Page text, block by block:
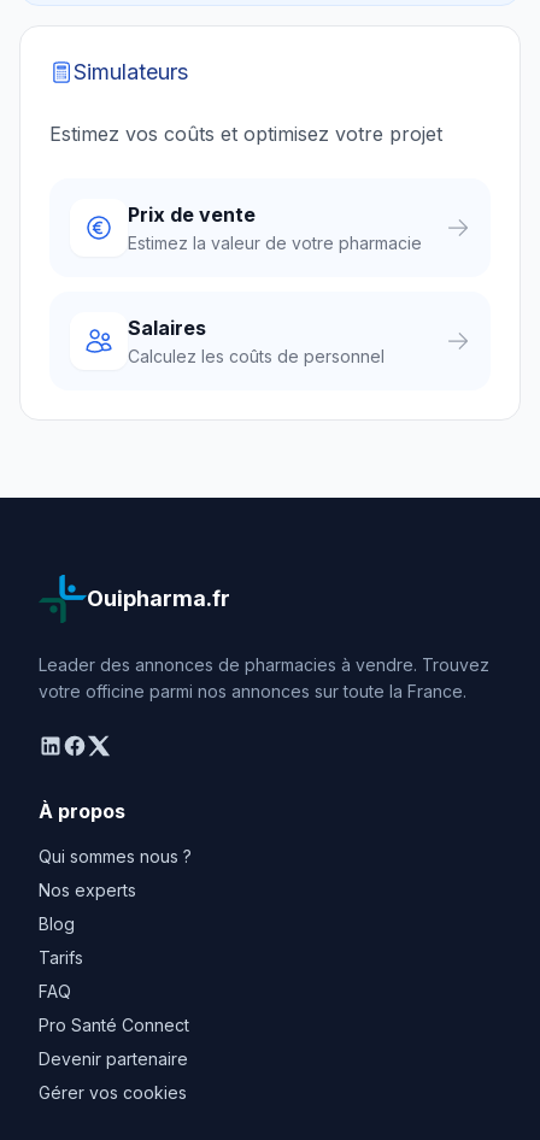
Simulateurs
Estimez vos coûts et optimisez votre projet
Prix de vente
Estimez la valeur de votre pharmacie
Salaires
Calculez les coûts de personnel
Ouipharma.fr
Leader des annonces de pharmacies à vendre. Trouvez
votre officine parmi nos annonces sur toute la France.
linkedin
facebook
twitter
À propos
Qui sommes nous ?
Nos experts
Blog
Tarifs
FAQ
Pro Santé Connect
Devenir partenaire
Gérer vos cookies